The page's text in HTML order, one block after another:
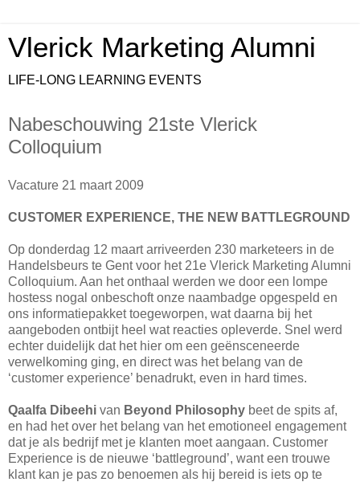
Vlerick Marketing Alumni
LIFE-LONG LEARNING EVENTS
Nabeschouwing 21ste Vlerick
Colloquium
Vacature 21 maart 2009
CUSTOMER EXPERIENCE, THE NEW BATTLEGROUND
Op donderdag 12 maart arriveerden 230 marketeers in de
Handelsbeurs te Gent voor het 21e Vlerick Marketing Alumni
Colloquium. Aan het onthaal werden we door een lompe
hostess nogal onbeschoft onze naambadge opgespeld en
ons informatiepakket toegeworpen, wat daarna bij het
aangeboden ontbijt heel wat reacties opleverde. Snel werd
echter duidelijk dat het hier om een geënsceneerde
verwelkoming ging, en direct was het belang van de
‘customer experience’ benadrukt, even in hard times.
Qaalfa Dibeehi van Beyond Philosophy beet de spits af,
en had het over het belang van het emotioneel engagement
dat je als bedrijf met je klanten moet aangaan. Customer
Experience is de nieuwe ‘battleground’, want een trouwe
klant kan je pas zo benoemen als hij bereid is iets op te